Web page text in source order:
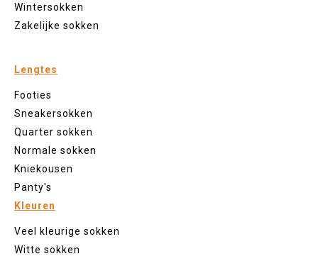
Wintersokken
Zakelijke sokken
Lengtes
Footies
Sneakersokken
Quarter sokken
Normale sokken
Kniekousen
Panty's
Kleuren
Veel kleurige sokken
Witte sokken